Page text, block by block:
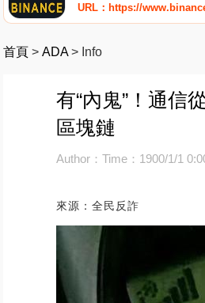
URL：https://
首頁 > ADA> Info
有“內鬼”！通信
區塊鏈
Author：Time：1900/1/1
來源：全民反詐